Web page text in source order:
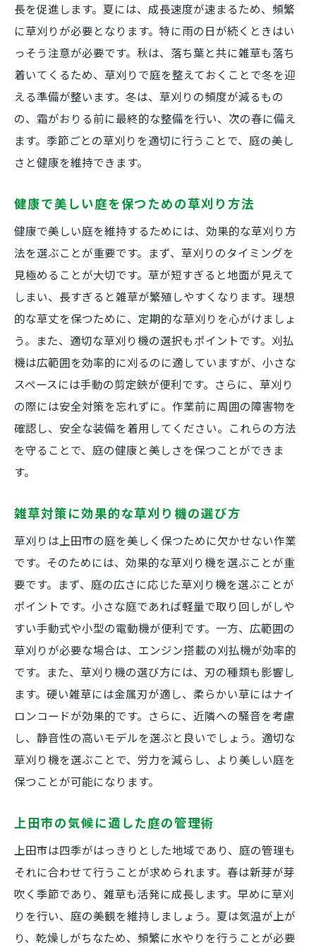
長を促進します。夏には、成長速度が速まるため、頻繁
に草刈りが必要となります。特に雨の日が続くときはい
っそう注意が必要です。秋は、落ち葉と共に雑草も落ち
着いてくるため、草刈りで庭を整えておくことで冬を迎
える準備が整います。冬は、草刈りの頻度が減るもの
の、霜がおりる前に最終的な整備を行い、次の春に備え
ます。季節ごとの草刈りを適切に行うことで、庭の美し
さと健康を維持できます。
健康で美しい庭を保つための草刈り方法
健康で美しい庭を維持するためには、効果的な草刈り方
法を選ぶことが重要です。まず、草刈りのタイミングを
見極めることが大切です。草が短すぎると地面が見えて
しまい、長すぎると雑草が繁殖しやすくなります。理想
的な草丈を保つために、定期的な草刈りを心がけましょ
う。また、適切な草刈り機の選択もポイントです。刈払
機は広範囲を効率的に刈るのに適していますが、小さな
スペースには手動の剪定鋏が便利です。さらに、草刈り
の際には安全対策を忘れずに。作業前に周囲の障害物を
確認し、安全な装備を着用してください。これらの方法
を守ることで、庭の健康と美しさを保つことができま
す。
雑草対策に効果的な草刈り機の選び方
草刈りは上田市の庭を美しく保つために欠かせない作業
です。そのためには、効果的な草刈り機を選ぶことが重
要です。まず、庭の広さに応じた草刈り機を選ぶことが
ポイントです。小さな庭であれば軽量で取り回しがしや
すい手動式や小型の電動機が便利です。一方、広範囲の
草刈りが必要な場合は、エンジン搭載の刈払機が効率的
です。また、草刈り機の選び方には、刃の種類も影響し
ます。硬い雑草には金属刃が適し、柔らかい草にはナイ
ロンコードが効果的です。さらに、近隣への騒音を考慮
し、静音性の高いモデルを選ぶと良いでしょう。適切な
草刈り機を選ぶことで、労力を減らし、より美しい庭を
保つことが可能になります。
上田市の気候に適した庭の管理術
上田市は四季がはっきりとした地域であり、庭の管理も
それに合わせて行うことが求められます。春は新芽が芽
吹く季節であり、雑草も活発に成長します。早めに草刈
りを行い、庭の美観を維持しましょう。夏は気温が上が
り、乾燥しがちなため、頻繁に水やりを行うことが必要